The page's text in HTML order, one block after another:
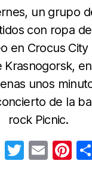
un grupo
con ropa
en Crocus City
Krasnogorsk,
unos
de la
rock Picnic.
F T E Pi